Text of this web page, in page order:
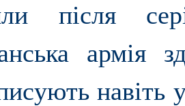
після
армія
навіть